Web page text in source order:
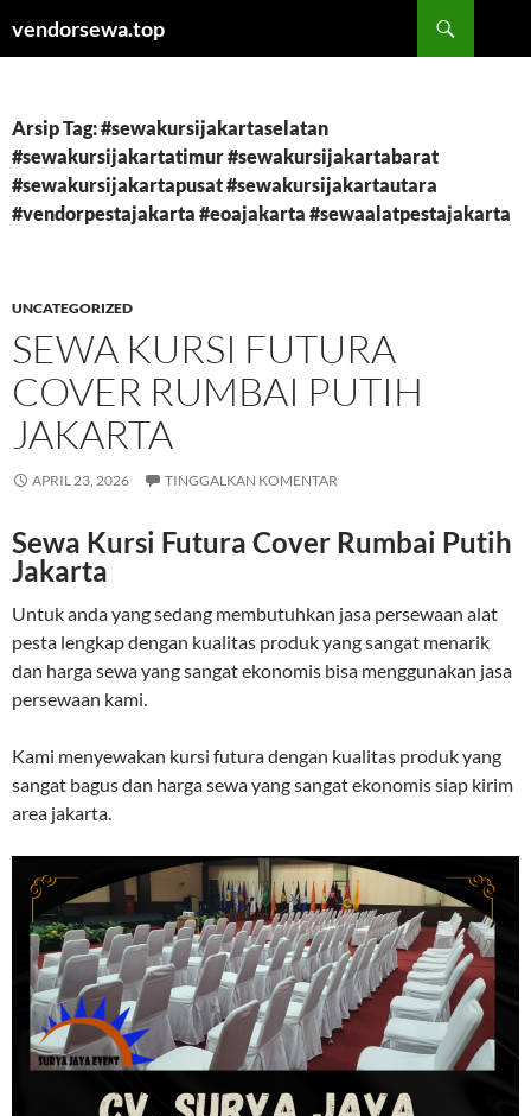
kevendorsewa.top
Arsip Tag: #sewakursijakartaselatan
#sewakursijakartatimur #sewakursijakartabarat
#sewakursijakartapusat #sewakursijakartautara
#vendorpestajakarta #eoajakarta #sewaalatpestajakarta
UNCATEGORIZED
SEWA KURSI FUTURA
COVER RUMBAI PUTIH
JAKARTA
APRIL 23, 2026 TINGGALKAN KOMENTAR
Sewa Kursi Futura Cover Rumbai Putih
Jakarta
Untuk anda yang sedang membutuhkan jasa persewaan alat
pesta lengkap dengan kualitas produk yang sangat menarik
dan harga sewa yang sangat ekonomis bisa menggunakan jasa
persewaan kami.
Kami menyewakan kursi futura dengan kualitas produk yang
sangat bagus dan harga sewa yang sangat ekonomis siap kirim
area jakarta.